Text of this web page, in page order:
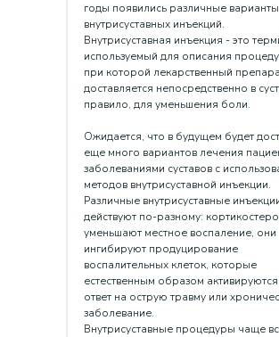
годы появились различные варианты
внутрисуставных инъекций.
Внутрисуставная инъекция - это
используемый для описания
при которой лекарственный
доставляется непосредственно в
правило, для уменьшения боли.
Ожидается, что в будущем будет
еще много вариантов лечения
заболеваниями суставов с
методов внутрисуставной инъекции.
Различные внутрисуставные
действуют по-разному:
уменьшают местное воспаление, они
ингибируют продуцирование
воспалительных клеток, которые
естественным образом
ответ на острую травму или
заболевание.
Внутрисуставные процедуры чаще